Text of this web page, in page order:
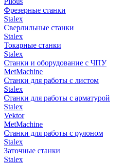
Фрезерные станки
Stalex
Сверлильные станки
Stalex
Токарные станки
Stalex
Станки и оборудование с ЧПУ
MetMachine
Станки для работы с листом
Stalex
Станки для работы с арматурой
Stalex
Vektor
MetMachine
Станки для работы с рулоном
Stalex
Заточные станки
Stalex